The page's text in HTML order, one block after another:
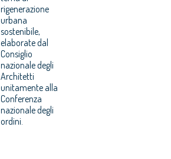
rigenerazione
urbana
sostenibile,
elaborate dal
Consiglio
nazionale degli
Architetti
unitamente alla
Conferenza
nazionale degli
ordini.